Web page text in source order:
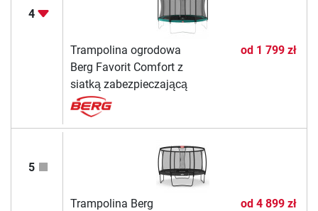
4
Trampolina ogrodowa
Berg Favorit Comfort z
siatką zabezpieczającą
od 1 799 zł
5
Trampolina Berg
od 4 899 zł